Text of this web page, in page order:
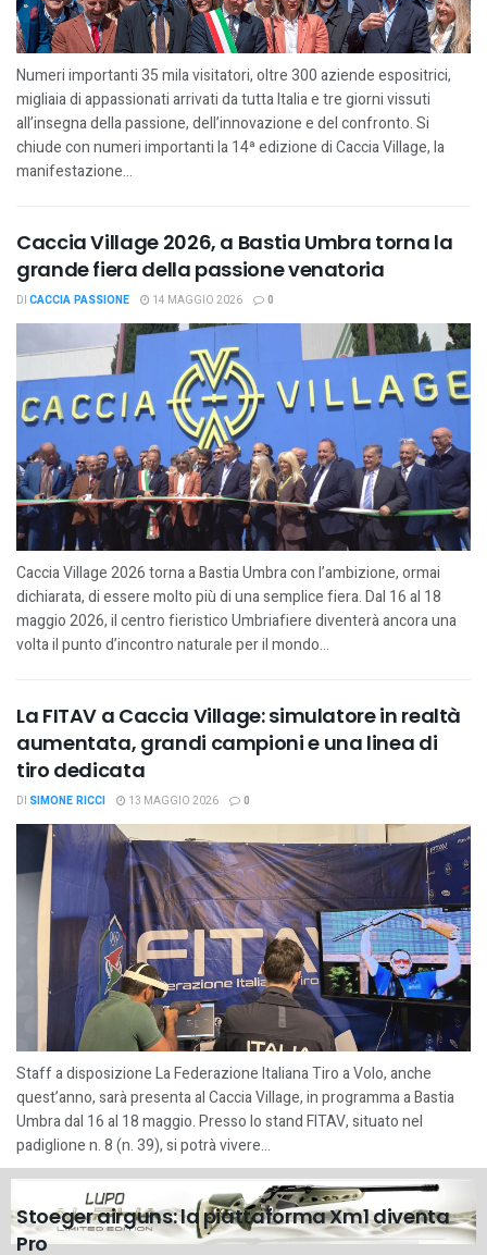
Numeri importanti 35 mila visitatori, oltre 300 aziende espositrici,
migliaia di appassionati arrivati da tutta Italia e tre giorni vissuti
all’insegna della passione, dell’innovazione e del confronto. Si
chiude con numeri importanti la 14ª edizione di Caccia Village, la
manifestazione...
Caccia Village 2026, a Bastia Umbra torna la
grande fiera della passione venatoria
DI CACCIA PASSIONE 14 MAGGIO 2026 0
Caccia Village 2026 torna a Bastia Umbra con l’ambizione, ormai
dichiarata, di essere molto più di una semplice fiera. Dal 16 al 18
maggio 2026, il centro fieristico Umbriafiere diventerà ancora una
volta il punto d’incontro naturale per il mondo...
La FITAV a Caccia Village: simulatore in realtà
aumentata, grandi campioni e una linea di
tiro dedicata
DI SIMONE RICCI 13 MAGGIO 2026 0
Staff a disposizione La Federazione Italiana Tiro a Volo, anche
quest’anno, sarà presenta al Caccia Village, in programma a Bastia
Umbra dal 16 al 18 maggio. Presso lo stand FITAV, situato nel
padiglione n. 8 (n. 39), si potrà vivere...
Stoeger airguns: la piattaforma Xm1 diventa
Pro